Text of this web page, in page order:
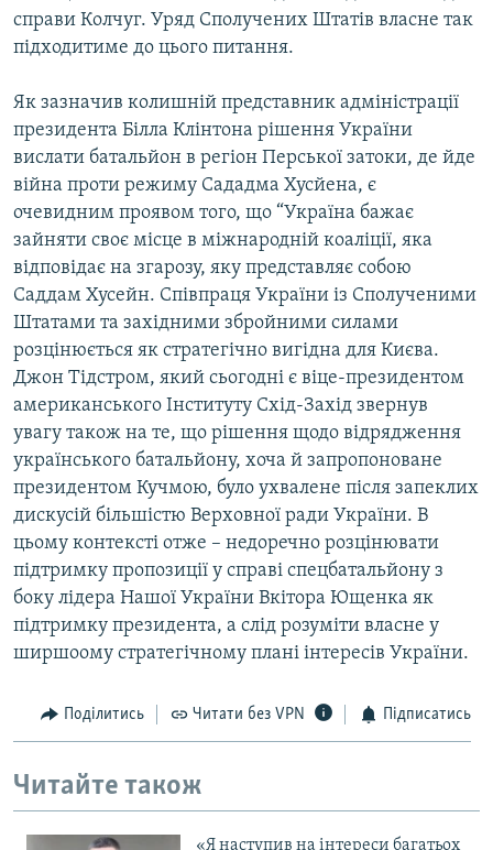
справи Колчуг. Уряд Сполучених Штатів власне так
підходитиме до цього питання.
Як зазначив колишній представник адміністрації
президента Білла Клінтона рішення України
вислати батальйон в регіон Перської затоки, де йде
війна проти режиму Сададма Хусйена, є
очевидним проявом того, що “Україна бажає
зайняти своє місце в міжнародній коаліції, яка
відповідає на згарозу, яку представляє собою
Саддам Хусейн. Співпраця України із Сполученими
Штатами та західними збройними силами
розцінюється як стратегічно вигідна для Києва.
Джон Тідстром, який сьогодні є віце-президентом
американського Інституту Схід-Захід звернув
увагу також на те, що рішення щодо відрядження
українського батальйону, хоча й запропоноване
президентом Кучмою, було ухвалене після запеклих
дискусій більшістю Верховної ради України. В
цьому контексті отже – недоречно розцінювати
підтримку пропозиції у справі спецбатальйону з
боку лідера Нашої України Вкітора Ющенка як
підтримку президента, а слід розуміти власне у
ширшоому стратегічному плані інтересів України.
Поділитись Читати без VPN Підписатись
Читайте також
«Я наступив на інтереси багатьох